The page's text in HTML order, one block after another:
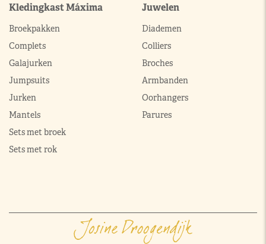
Kledingkast Máxima
Broekpakken
Complets
Galajurken
Jumpsuits
Jurken
Mantels
Sets met broek
Sets met rok
Juwelen
Diademen
Colliers
Broches
Armbanden
Oorhangers
Parures